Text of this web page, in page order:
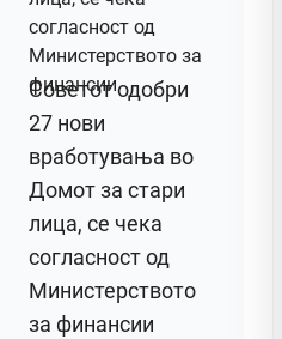
Советот одобри
27 нови
вработувања во
Домот за стари
лица, се чека
согласност од
Министерството
за финансии